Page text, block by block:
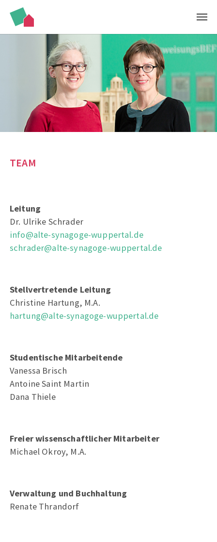
Skip to main content
TEAM
Leitung
Dr. Ulrike Schrader
info@alte-synagoge-wuppertal.de
schrader@alte-synagoge-wuppertal.de
Stellvertretende Leitung
Christine Hartung, M.A.
hartung@alte-synagoge-wuppertal.de
Studentische Mitarbeitende
Vanessa Brisch
Antoine Saint Martin
Dana Thiele
Freier wissenschaftlicher Mitarbeiter
Michael Okroy, M.A.
Verwaltung und Buchhaltung
Renate Thrandorf